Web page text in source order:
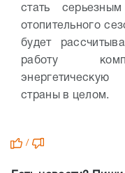
стать
отопительного
будет
работу
страны в целом.
/